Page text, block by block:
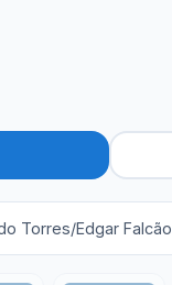
Torres/Edgar Falcão